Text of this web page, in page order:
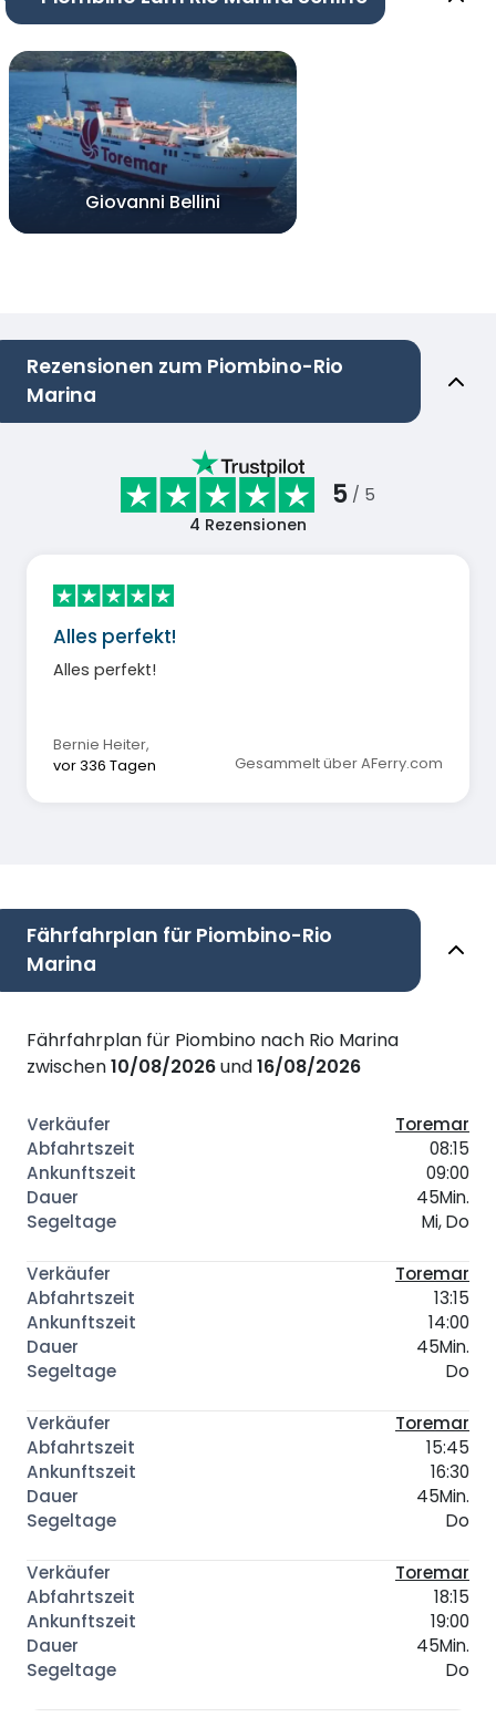
Giovanni Bellini
Rezensionen zum Piombino-Rio
Marina
5 / 5
4 Rezensionen
Alles perfekt!
Alles perfekt!
Bernie Heiter,
vor 336 Tagen
Gesammelt über AFerry.com
Fährfahrplan für Piombino-Rio
Marina
Fährfahrplan für Piombino nach Rio Marina
zwischen10/08/2026und16/08/2026
Toremar
08:15
09:00
45Min.
Mi, Do
Toremar
13:15
14:00
45Min.
Do
Toremar
15:45
16:30
45Min.
Do
Toremar
18:15
19:00
45Min.
Do